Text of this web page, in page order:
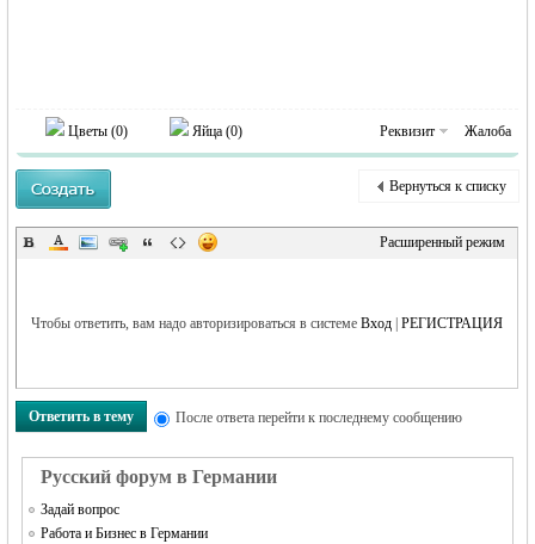
Цветы (0) Яйца (0) Реквизит Жалоба
Вернуться к списку
Расширенный режим
Чтобы ответить, вам надо авторизироваться в системеВход |РЕГИСТРАЦИЯ
Ответить в тему После ответа перейти к последнему сообщению
Русский форум в Германии
Задай вопрос
Работа и Бизнес в Германии